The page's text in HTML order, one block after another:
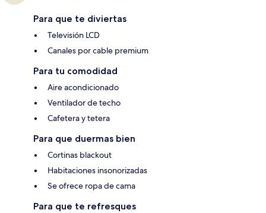
Para que te diviertas
Televisión LCD
Canales por cable premium
Para tu comodidad
Aire acondicionado
Ventilador de techo
Cafetera y tetera
Para que duermas bien
Cortinas blackout
Habitaciones insonorizadas
Se ofrece ropa de cama
Para que te refresques